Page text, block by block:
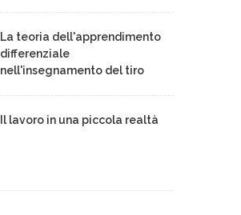
La teoria dell'apprendimento
differenziale
nell'insegnamento del tiro
Il lavoro in una piccola realtà